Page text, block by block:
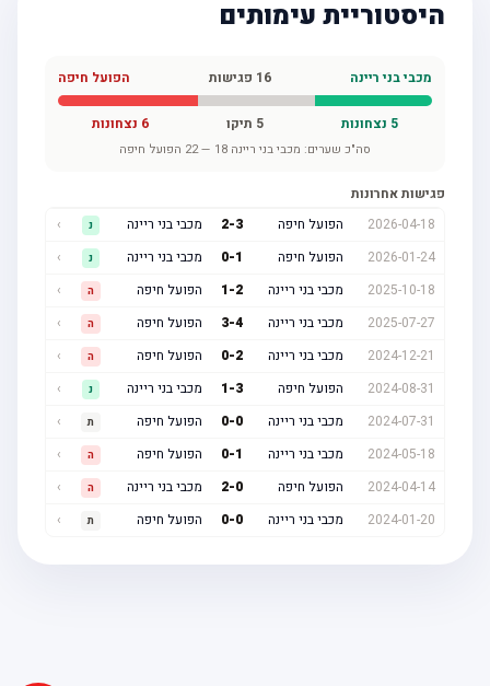
היסטוריית עימותים
מכבי בני ריינה 16פגישות הפועל חיפה
נצחונות תיקו נצחונות
סה"כ שערים:מכבי בני ריינה 18
—
22 הפועל חיפה
פגישות אחרונות
2026-04-18
הפועל חיפה 2 מכבי בני ריינה
2026-01-24
הפועל חיפה 0 מכבי בני ריינה
2025-10-18
מכבי בני ריינה 1 הפועל חיפה
2025-07-27
מכבי בני ריינה 3 הפועל חיפה
2024-12-21
מכבי בני ריינה 0 הפועל חיפה
2024-08-31
הפועל חיפה 1 מכבי בני ריינה
2024-07-31
מכבי בני ריינה 0 הפועל חיפה
2024-05-18
מכבי בני ריינה 0 הפועל חיפה
2024-04-14
הפועל חיפה 2 מכבי בני ריינה
2024-01-20
מכבי בני ריינה 0 הפועל חיפה